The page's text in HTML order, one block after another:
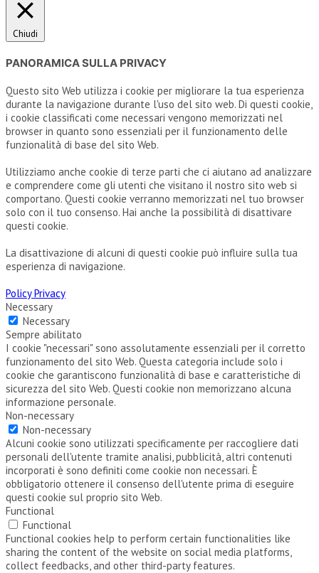
Chiudi
PANORAMICA SULLA PRIVACY
Questo sito Web utilizza i cookie per migliorare la tua esperienza
durante la navigazione durante l'uso del sito web. Di questi cookie,
i cookie classificati come necessari vengono memorizzati nel
browser in quanto sono essenziali per il funzionamento delle
funzionalità di base del sito Web.
Utilizziamo anche cookie di terze parti che ci aiutano ad analizzare
e comprendere come gli utenti che visitano il nostro sito web si
comportano. Questi cookie verranno memorizzati nel tuo browser
solo con il tuo consenso. Hai anche la possibilità di disattivare
questi cookie.
La disattivazione di alcuni di questi cookie può influire sulla tua
esperienza di navigazione.
Policy Privacy
Necessary
Necessary
Sempre abilitato
I cookie "necessari" sono assolutamente essenziali per il corretto
funzionamento del sito Web. Questa categoria include solo i
cookie che garantiscono funzionalità di base e caratteristiche di
sicurezza del sito Web. Questi cookie non memorizzano alcuna
informazione personale.
Non-necessary
Non-necessary
Alcuni cookie sono utilizzati specificamente per raccogliere dati
personali dell'utente tramite analisi, pubblicità, altri contenuti
incorporati è sono definiti come cookie non necessari. È
obbligatorio ottenere il consenso dell'utente prima di eseguire
questi cookie sul proprio sito Web.
Functional
Functional
Functional cookies help to perform certain functionalities like
sharing the content of the website on social media platforms,
collect feedbacks, and other third-party features.